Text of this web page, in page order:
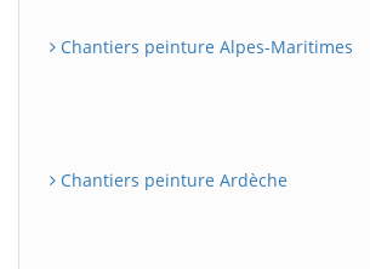
Chantiers peinture Alpes-Maritimes
Chantiers peinture Ardèche